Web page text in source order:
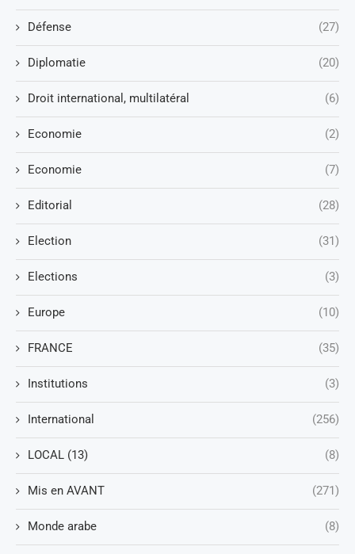
Défense (27)
Diplomatie (20)
Droit international, multilatéral (6)
Economie (2)
Economie (7)
Editorial (28)
Election (31)
Elections (3)
Europe (10)
FRANCE (35)
Institutions (3)
International (256)
LOCAL (13) (8)
Mis en AVANT (271)
Monde arabe (8)